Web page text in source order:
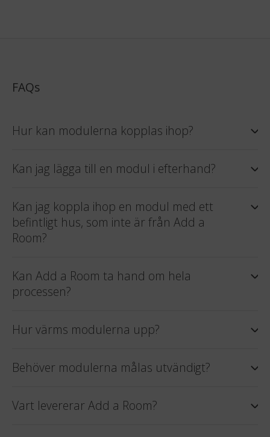
FAQs
Hur kan modulerna kopplas ihop?
Kan jag lägga till en modul i efterhand?
Kan jag koppla ihop en modul med ett
befintligt hus, som inte är från Add a
Room?
Kan Add a Room ta hand om hela
processen?
Hur värms modulerna upp?
Behöver modulerna målas utvändigt?
Vart levererar Add a Room?